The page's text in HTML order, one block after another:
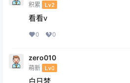
积累 Lv2
看看v
0 0
zero010
萌新 Lv0